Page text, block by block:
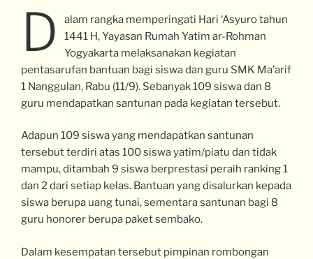
D
alam rangka memperingati Hari ‘Asyuro tahun
1441 H, Yayasan Rumah Yatim ar-Rohman
Yogyakarta melaksanakan kegiatan
pentasarufan bantuan bagi siswa dan guru SMK Ma’arif
1 Nanggulan, Rabu (11/9). Sebanyak 109 siswa dan 8
guru mendapatkan santunan pada kegiatan tersebut.
Adapun 109 siswa yang mendapatkan santunan
tersebut terdiri atas 100 siswa yatim/piatu dan tidak
mampu, ditambah 9 siswa berprestasi peraih ranking 1
dan 2 dari setiap kelas. Bantuan yang disalurkan kepada
siswa berupa uang tunai, sementara santunan bagi 8
guru honorer berupa paket sembako.
Dalam kesempatan tersebut pimpinan rombongan